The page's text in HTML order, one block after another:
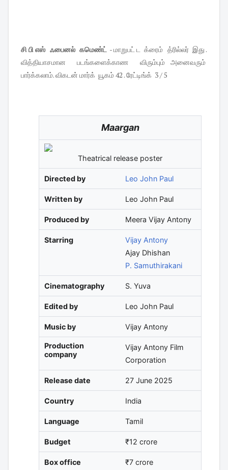
சி பி எஸ் ஃபைனல் கமெண்ட் - மாறுபட் ட க்ரைம் த்ரில்லர் இது .
வித்தியாசமான படங்களைக்காண விரும்பும் அனைவரும்
பார்க்கலாம். விகடன் மார்க் யூகம் 42 . ரேட்டிங்க் 3 / 5
Maargan
Theatrical release poster
Directed by Leo John Paul
Written by Leo John Paul
Produced by Meera Vijay Antony
Starring
Vijay Antony
Ajay Dhishan
P. Samuthirakani
Cinematography S. Yuva
Edited by Leo John Paul
Music by Vijay Antony
Production
company
Vijay Antony Film
Corporation
Release date 27 June 2025
Country India
Language Tamil
Budget ₹12 crore
Box office ₹7 crore